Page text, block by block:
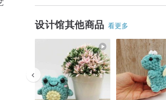
设计馆其他商品 看更多